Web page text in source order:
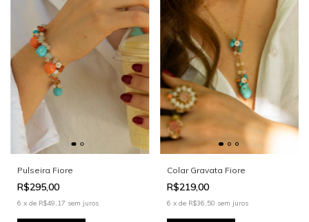
Pulseira Fiore
R$295,00
6 x de R$49,17 sem juros
Colar Gravata Fiore
R$219,00
6 x de R$36,50 sem juros